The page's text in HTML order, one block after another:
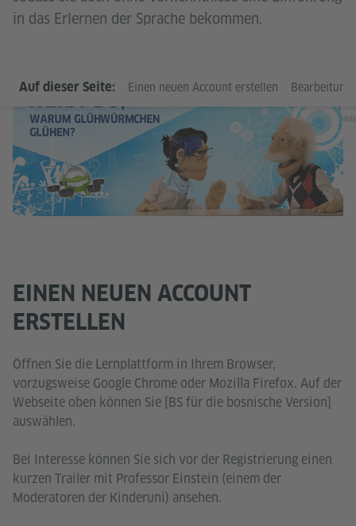
in das Erlernen der Sprache bekommen.
Auf dieser Seite: Einen neuen Account erstellen Bearbeitung
EINEN NEUEN ACCOUNT
ERSTELLEN
Öffnen Sie die Lernplattform in Ihrem Browser,
vorzugsweise Google Chrome oder Mozilla Firefox. Auf der
Webseite oben können Sie [BS für die bosnische Version]
auswählen.
Bei Interesse können Sie sich vor der Registrierung einen
kurzen Trailer mit Professor Einstein (einem der
Moderatoren der Kinderuni) ansehen.